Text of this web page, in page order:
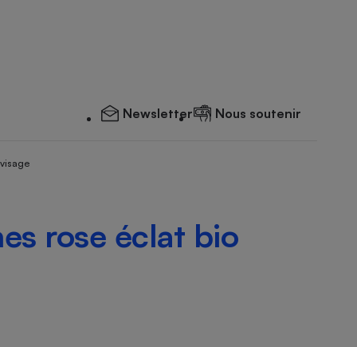
Newsletter Nous soutenir
rose éclat bio